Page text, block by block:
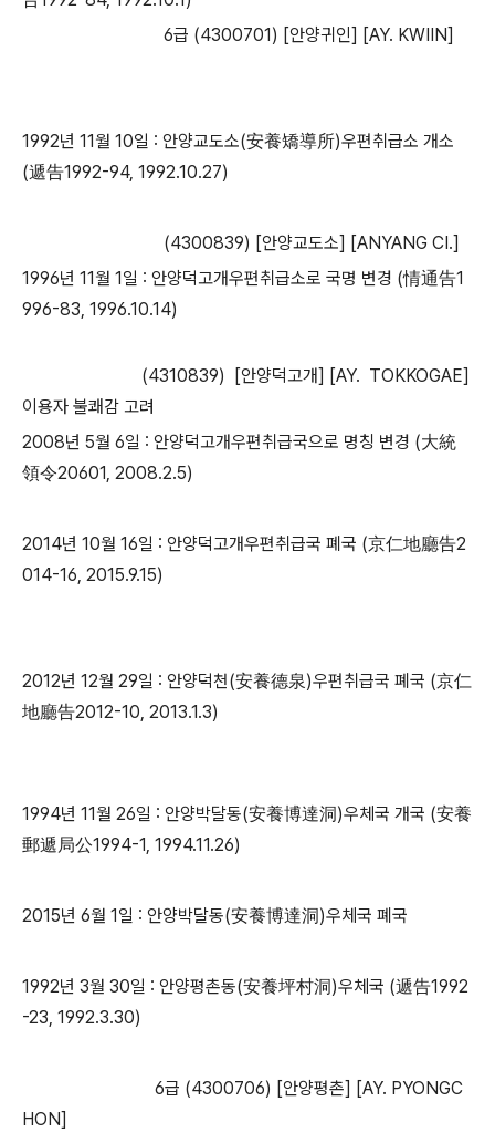
6급 (4300701) [안양귀인] [AY. KWIIN]
1992년 11월 10일 : 안양교도소(安養矯導所)우편취급소 개소
(遞告1992-94, 1992.10.27)
(4300839) [안양교도소] [ANYANG CI.]
1996년 11월 1일 : 안양덕고개우편취급소로 국명 변경 (情通告1
996-83, 1996.10.14)
​ (4310839) [안양덕고개] [AY. TOKKOGAE]
이용자 불쾌감 고려
​2008년 5월 6일 : 안양덕고개우편취급국으로 명칭 변경 (大統
領令20601, 2008.2.5)
2014년 10월 16일 : 안양덕고개우편취급국 폐국 (京仁地廳告2
014-16, 2015.9.15)
2012년 12월 29일 : 안양덕천(安養德泉)우편취급국 폐국 (京仁
地廳告2012-10, 2013.1.3)
1994년 11월 26일 : 안양박달동(安養博達洞)우체국 개국 (安養
郵遞局公1994-1, 1994.11.26)
2015년 6월 1일 : 안양박달동(安養博達洞)우체국 폐국
1992년 3월 30일 : 안양평촌동(安養坪村洞)우체국 (遞告1992
-23, 1992.3.30)
6급 (4300706) [안양평촌] [AY. PYONGC
HON]